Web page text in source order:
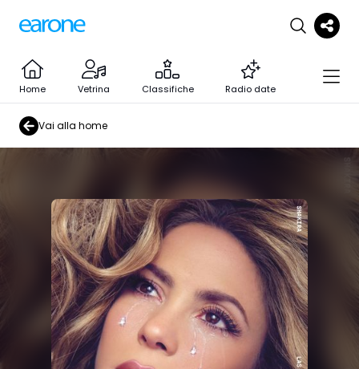
Home Vetrina Classifiche Radio date
Vai alla home